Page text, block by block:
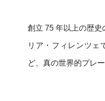
創立 75 年以上の歴史
リア・フィレンツェ
ど、真の世界的プレ